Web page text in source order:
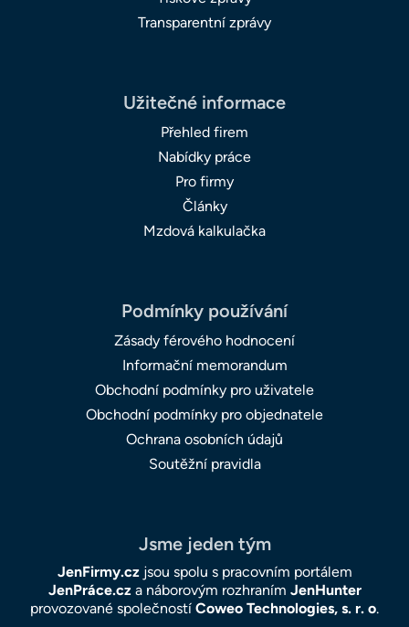
Transparentní zprávy
Užitečné informace
Přehled firem
Nabídky práce
Pro firmy
Články
Mzdová kalkulačka
Podmínky používání
Zásady férového hodnocení
Informační memorandum
Obchodní podmínky pro uživatele
Obchodní podmínky pro objednatele
Ochrana osobních údajů
Soutěžní pravidla
Jsme jeden tým
JenFirmy.czjsou spolu s pracovním portálem
JenPráce.cza náborovým rozhraním JenHunter
provozované společností Coweo Technologies, s. r. o.